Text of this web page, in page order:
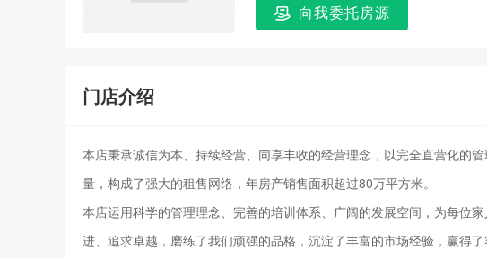
向我委托房源
门店介绍
本店秉承诚信为本、持续经营、同享丰收的经营理念，以完全直营化的
量，构成了强大的租售网络，年房产销售面积超过80万平方米。
本店运用科学的管理理念、完善的培训体系、广阔的发展空间，为每位
进、追求卓越，磨练了我们顽强的品格，沉淀了丰富的市场经验，赢得